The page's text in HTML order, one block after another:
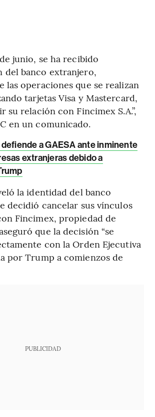
junio, se ha recibido
del banco extranjero,
las operaciones que se realizan
tarjetas Visa y Mastercard,
relación con Fincimex S.A.”,
en un comunicado.
defiende a GAESA ante inminente
extranjeras debido a
la identidad del banco
decidió cancelar sus vínculos
Fincimex, propiedad de
que la decisión “se
con la Orden Ejecutiva
por Trump a comienzos de
PUBLICIDAD